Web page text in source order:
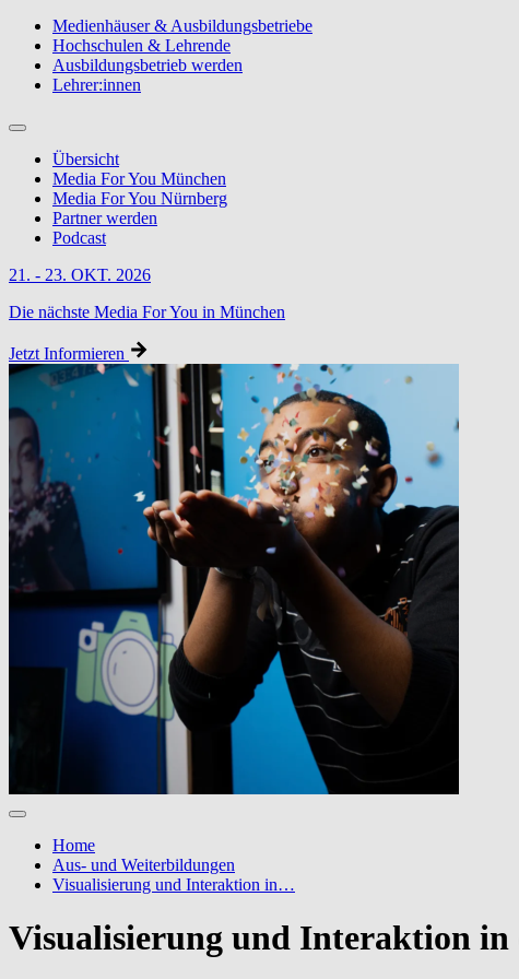
Medienhäuser & Ausbildungsbetriebe
Hochschulen & Lehrende
Ausbildungsbetrieb werden
Lehrer:innen
Übersicht
Media For You München
Media For You Nürnberg
Partner werden
Podcast
21. - 23. OKT. 2026
Die nächste Media For You in München
Jetzt Informieren
Home
Aus- und Weiterbildungen
Visualisierung und Interaktion in…
Visualisierung und Interaktion in